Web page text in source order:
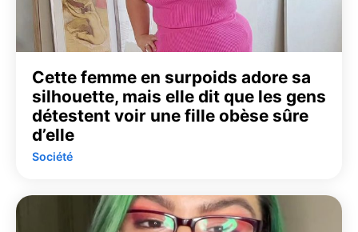
Cette femme en surpoids adore sa
silhouette, mais elle dit que les gens
détestent voir une fille obèse sûre
d’elle
Société